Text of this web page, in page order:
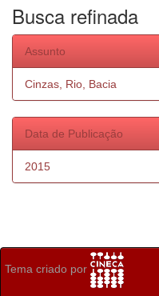
Busca refinada
Assunto
Cinzas, Rio, Bacia
Data de Publicação
2015
Tema criado por